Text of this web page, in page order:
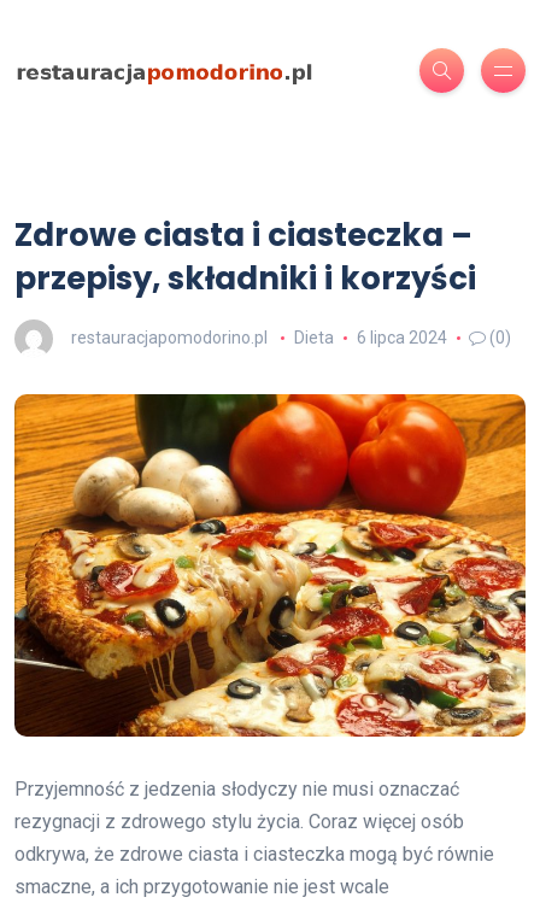
Zdrowe ciasta i ciasteczka –
przepisy, składniki i korzyści
restauracjapomodorino.pl Dieta 6 lipca 2024 (0)
Przyjemność z jedzenia słodyczy nie musi oznaczać
rezygnacji z zdrowego stylu życia. Coraz więcej osób
odkrywa, że zdrowe ciasta i ciasteczka mogą być równie
smaczne, a ich przygotowanie nie jest wcale